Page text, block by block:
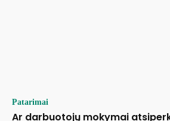
Patarimai
Ar darbuotojų mokymai